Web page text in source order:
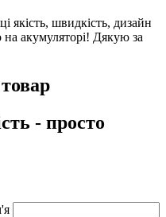
якість, швидкість, дизайн
на акумуляторі! Дякую за
- просто